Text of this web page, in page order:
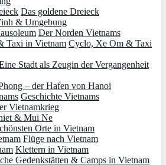
Das goldene Dreieck
& Umgebung
Der Norden Vietnams
Cyclo, Xe Om & Taxi
Stadt als Zeugin der Vergangenheit
– der Hafen von Hanoi
Geschichte Vietnams
Vietnamkrieg
& Mui Ne
Orte in Vietnam
Flüge nach Vietnam
Klettern in Vietnam
Gedenkstätten & Camps in Vietnam